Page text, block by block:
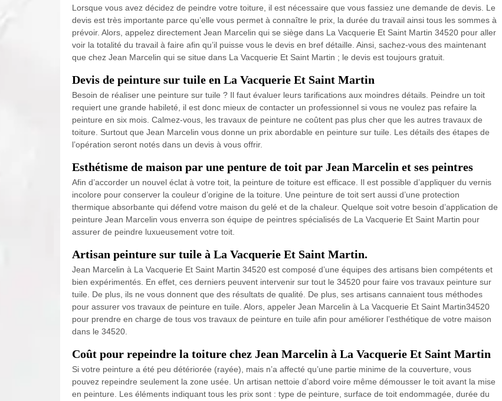
Lorsque vous avez décidez de peindre votre toiture, il est nécessaire que vous fassiez une demande de devis. Le
devis est très importante parce qu’elle vous permet à connaître le prix, la durée du travail ainsi tous les sommes à
prévoir. Alors, appelez directement Jean Marcelin qui se siège dans La Vacquerie Et Saint Martin 34520 pour aller
voir la totalité du travail à faire afin qu’il puisse vous le devis en bref détaille. Ainsi, sachez-vous des maintenant
que chez Jean Marcelin qui se situe dans La Vacquerie Et Saint Martin ; le devis est toujours gratuit.
Devis de peinture sur tuile en La Vacquerie Et Saint Martin
Besoin de réaliser une peinture sur tuile ? Il faut évaluer leurs tarifications aux moindres détails. Peindre un toit
requiert une grande habileté, il est donc mieux de contacter un professionnel si vous ne voulez pas refaire la
peinture en six mois. Calmez-vous, les travaux de peinture ne coûtent pas plus cher que les autres travaux de
toiture. Surtout que Jean Marcelin vous donne un prix abordable en peinture sur tuile. Les détails des étapes de
l’opération seront notés dans un devis à vous offrir.
Esthétisme de maison par une penture de toit par Jean Marcelin et ses peintres
Afin d’accorder un nouvel éclat à votre toit, la peinture de toiture est efficace. Il est possible d’appliquer du vernis
incolore pour conserver la couleur d’origine de la toiture. Une peinture de toit sert aussi d’une protection
thermique absorbante qui défend votre maison du gelé et de la chaleur. Quelque soit votre besoin d’application de
peinture Jean Marcelin vous enverra son équipe de peintres spécialisés de La Vacquerie Et Saint Martin pour
assurer de peindre luxueusement votre toit.
Artisan peinture sur tuile à La Vacquerie Et Saint Martin.
Jean Marcelin à La Vacquerie Et Saint Martin 34520 est composé d’une équipes des artisans bien compétents et
bien expérimentés. En effet, ces derniers peuvent intervenir sur tout le 34520 pour faire vos travaux peinture sur
tuile. De plus, ils ne vous donnent que des résultats de qualité. De plus, ses artisans cannaient tous méthodes
pour assurer vos travaux de peinture en tuile. Alors, appeler Jean Marcelin à La Vacquerie Et Saint Martin34520
pour prendre en charge de tous vos travaux de peinture en tuile afin pour améliorer l’esthétique de votre maison
dans le 34520.
Coût pour repeindre la toiture chez Jean Marcelin à La Vacquerie Et Saint Martin
Si votre peinture a été peu détériorée (rayée), mais n’a affecté qu’une partie minime de la couverture, vous
pouvez repeindre seulement la zone usée. Un artisan nettoie d’abord voire même démousser le toit avant la mise
en peinture. Les éléments indiquant tous les prix sont : type de peinture, surface de toit endommagée, durée du